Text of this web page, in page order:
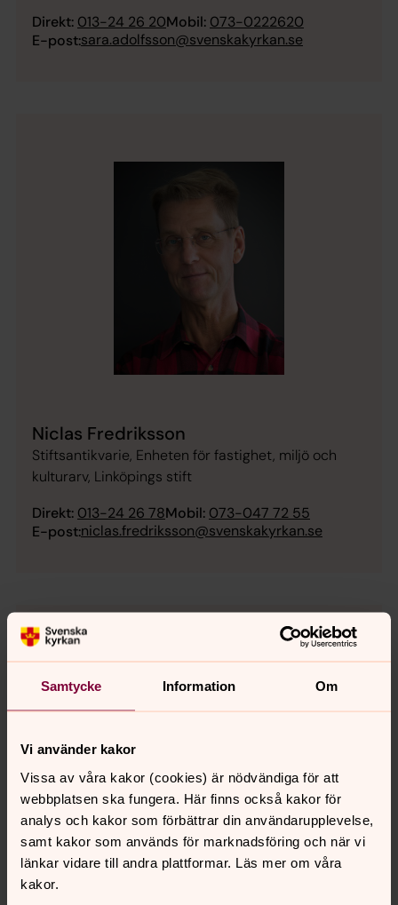
Samtycke Information Om
Vi använder kakor
Vissa av våra kakor (cookies) är nödvändiga för att
webbplatsen ska fungera. Här finns också kakor för
analys och kakor som förbättrar din användarupplevelse,
samt kakor som används för marknadsföring och när vi
länkar vidare till andra plattformar. Läs mer om våra
kakor.
Direkt: 013-24 26 20Mobil: 073-0222620
E-post:sara.adolfsson@svenskakyrkan.se
Niclas Fredriksson
Stiftsantikvarie, Enheten för fastighet, miljö och
kulturarv, Linköpings stift
Direkt: 013-24 26 78Mobil: 073-047 72 55
E-post:niclas.fredriksson@svenskakyrkan.se